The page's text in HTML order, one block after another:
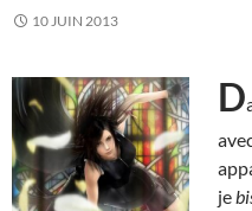
10 JUIN 2013
D
je